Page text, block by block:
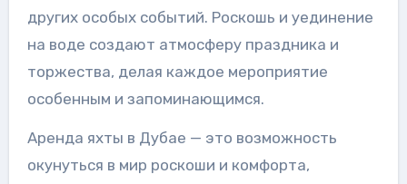
других особых событий. Роскошь и уединение
на воде создают атмосферу праздника и
торжества, делая каждое мероприятие
особенным и запоминающимся.
Аренда яхты в Дубае — это возможность
окунуться в мир роскоши и комфорта,